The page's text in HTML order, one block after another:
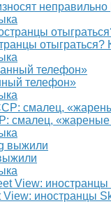
неправильно
отыграться?
телефон»
«жареные
иностранцы